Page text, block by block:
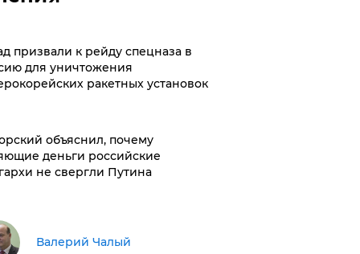
призвали к рейду спецназа в
для уничтожения
ракетных установок
объяснил, почему
деньги российские
не свергли Путина
Валерий Чалый